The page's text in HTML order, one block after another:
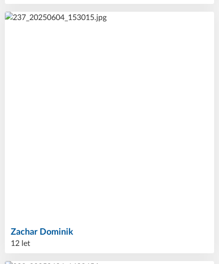
Dominik
Zachar
12 let